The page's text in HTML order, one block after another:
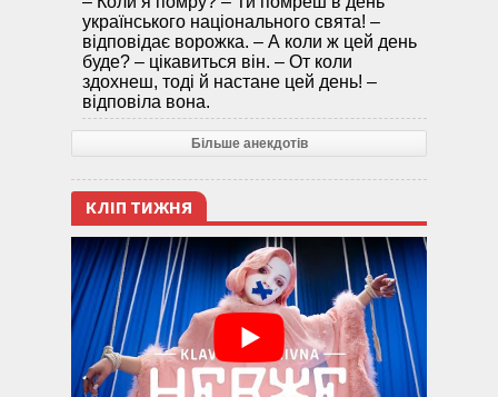
українського національного свята! –
відповідає ворожка. – А коли ж цей день
буде? – цікавиться він. – От коли
здохнеш, тоді й настане цей день! –
відповіла вона.
Більше анекдотів
КЛІП ТИЖНЯ